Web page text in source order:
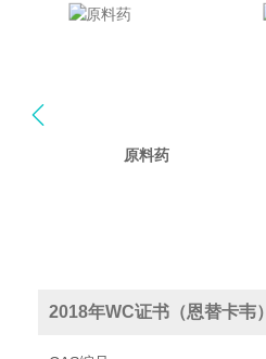
原料药

2018年WC证书（恩替卡韦）